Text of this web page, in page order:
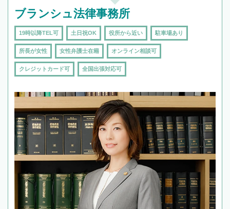
ブランシュ法律事務所
19時以降TEL可 土日祝OK 役所から近い 駐車場あり
所長が女性 女性弁護士在籍 オンライン相談可
クレジットカード可 全国出張対応可